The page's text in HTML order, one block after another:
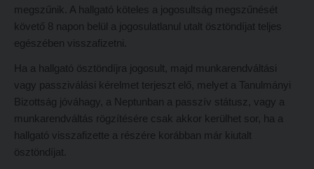
megszűnik. A hallgató köteles a jogosultság megszűnését
követő 8 napon belül a jogosulatlanul utalt ösztöndíjat teljes
egészében visszafizetni.
Ha a hallgató ösztöndíjra jogosult, majd munkarendváltási
vagy passziválási kérelmet terjeszt elő, melyet a Tanulmányi
Bizottság jóváhagy, a Neptunban a passzív státusz, vagy a
munkarendváltás rögzítésére csak akkor kerülhet sor, ha a
hallgató visszafizette a részére korábban már kiutalt
ösztöndíjat.